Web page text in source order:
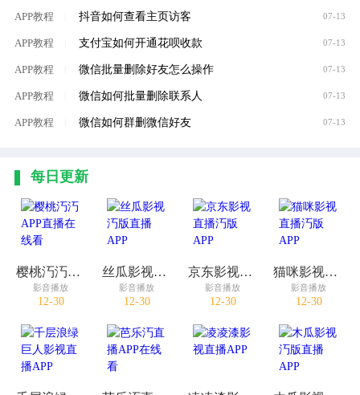
APP教程 抖音如何查看主页访客 07-13
APP教程 支付宝如何开通花呗收款 07-13
APP教程 微信批量删除好友怎么操作 07-13
APP教程 微信如何批量删除联系人 07-13
APP教程 微信如何群删微信好友 07-13
每日更新
樱桃汅汅APP直播在线看
影音播放
12-30
丝瓜影视汅版直播APP
影音播放
12-30
京东影视直播汅版APP
影音播放
12-30
猫咪影视直播汅版APP
影音播放
12-30